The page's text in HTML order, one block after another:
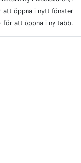
att öppna i nytt fönster
för att öppna i ny tabb.